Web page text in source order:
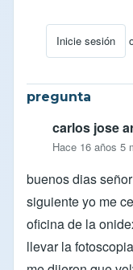
Inicie sesión
En respuesta
pregunta
carlos jose
Hace 16 años 5
buenos dias
siguiente yo me
oficina de la
llevar la